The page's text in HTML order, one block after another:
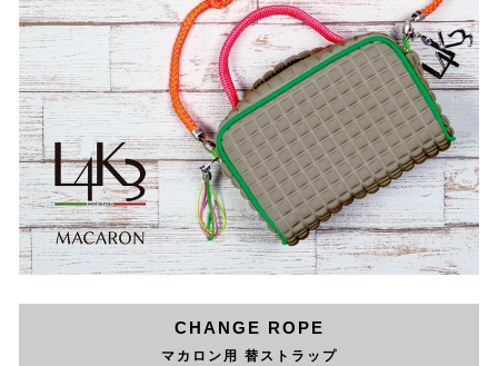
CHANGE ROPE
マカロン用 替ストラップ